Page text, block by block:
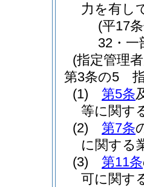
力を有し
(平17
32・一
(指定管理
第3条の5
(1)
第5条
等に関す
(2)
第7条
に関する
(3)
第11条
可に関す